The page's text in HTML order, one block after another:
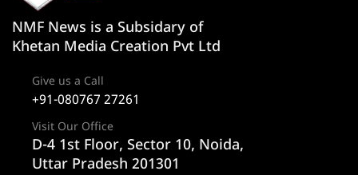
NMF News is a Subsidary of
Khetan Media Creation Pvt Ltd
Give us a Call
+91-080767 27261
Visit Our Office
D-4 1st Floor, Sector 10, Noida,
Uttar Pradesh 201301